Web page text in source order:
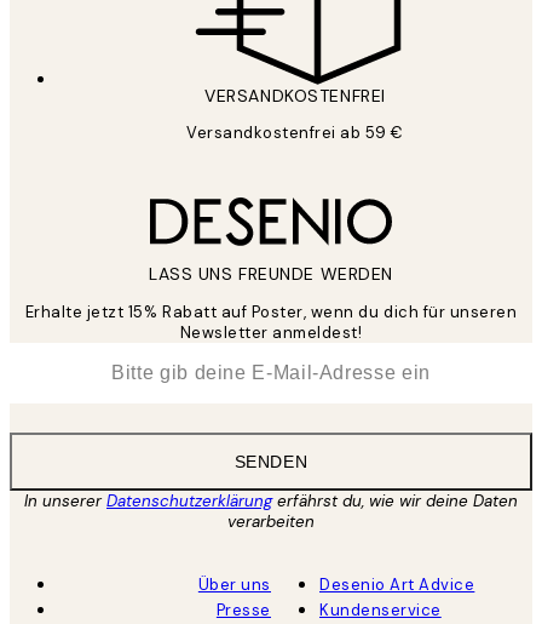
VERSANDKOSTENFREI
Versandkostenfrei ab 59 €
LASS UNS FREUNDE WERDEN
Erhalte jetzt 15% Rabatt auf Poster, wenn du dich für unseren
Newsletter anmeldest!
SENDEN
In unsererDatenschutzerklärungerfährst du, wie wir deine Daten
verarbeiten
Über uns
Presse
Desenio Art Advice
Kundenservice